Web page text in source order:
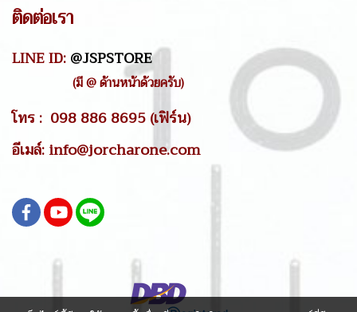
ติดต่อเรา
LINE ID:@JSPSTORE
(มี @ ด้านหน้าด้วยครับ)
โทร : 098 886 8695 (เฟิร์น)
อีเมล์: info@jorcharone.com